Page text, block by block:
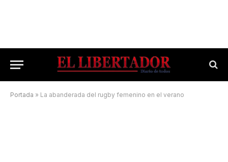
Portada » La abanderada del rugby femenino en el verano